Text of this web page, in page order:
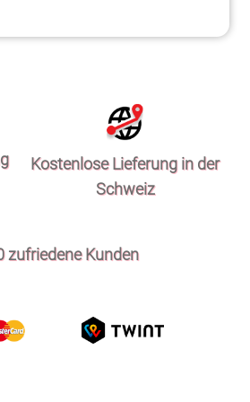
Kostenlose Lieferung in der
Schweiz
zufriedene Kunden